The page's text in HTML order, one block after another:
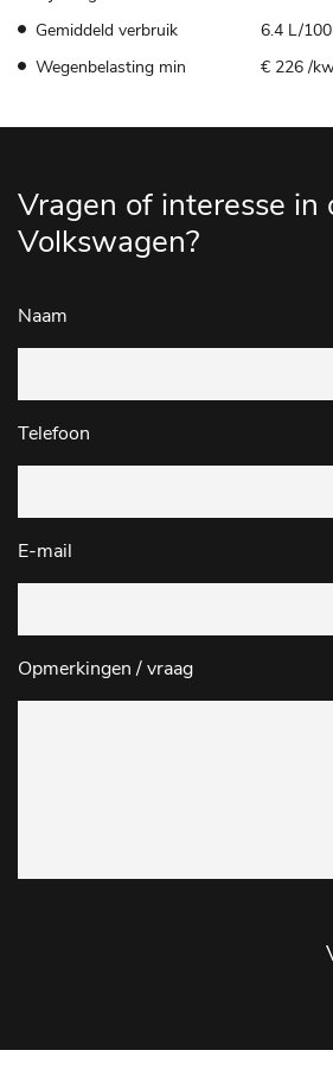
Gemiddeld verbruik
6.4 L/
Wegenbelasting min
€ 226 /
Vragen of interesse in
Volkswagen?
Naam
Telefoon
E-mail
Opmerkingen / vraag